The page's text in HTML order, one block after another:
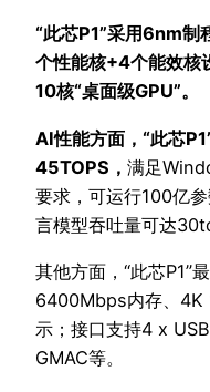
“此芯P1”采用6nm
个性能核+4个能效核
10核“桌面级GPU”。
AI性能方面，“此芯
45TOPS， 满足
要求，可运行100亿
言模型吞吐量可达
其他方面，“此芯P1”
6400Mbps内存、4K
示；接口支持4 x
GMAC等。